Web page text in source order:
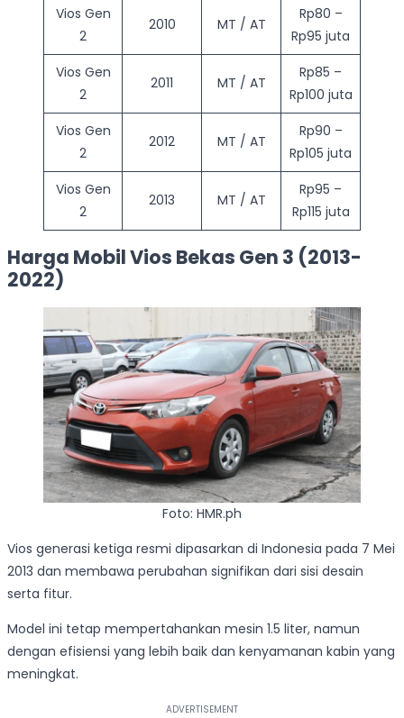
Vios Gen
2
2010 MT / AT
Rp80 –
Rp95 juta
Vios Gen
2
2011 MT / AT
Rp85 –
Rp100 juta
Vios Gen
2
2012 MT / AT
Rp90 –
Rp105 juta
Vios Gen
2
2013 MT / AT
Rp95 –
Rp115 juta
Harga Mobil Vios Bekas Gen 3 (2013-
2022)
Foto: HMR.ph
Vios generasi ketiga resmi dipasarkan di Indonesia pada 7 Mei
2013 dan membawa perubahan signifikan dari sisi desain
serta fitur.
Model ini tetap mempertahankan mesin 1.5 liter, namun
dengan efisiensi yang lebih baik dan kenyamanan kabin yang
meningkat.